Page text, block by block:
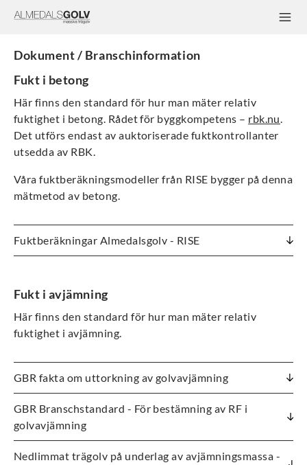
Dokument / Branschinformation
Fukt i betong
Här finns den standard för hur man mäter relativ
fuktighet i betong. Rådet för byggkompetens – rbk.nu.
Det utförs endast av auktoriserade fuktkontrollanter
utsedda av RBK.
Våra fuktberäkningsmodeller från RISE bygger på denna
mätmetod av betong.
Fuktberäkningar Almedalsgolv - RISE
Fukt i avjämning
Här finns den standard för hur man mäter relativ
fuktighet i avjämning.
GBR fakta om uttorkning av golvavjämning
GBR Branschstandard - För bestämning av RF i
golvavjämning
Nedlimmat trägolv på underlag av avjämningsmassa -